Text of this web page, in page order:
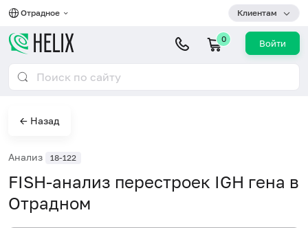
Отрадное Клиентам
0 Войти
← Назад
Анализ 18-122
FISH-анализ перестроек IGH гена в
Отрадном